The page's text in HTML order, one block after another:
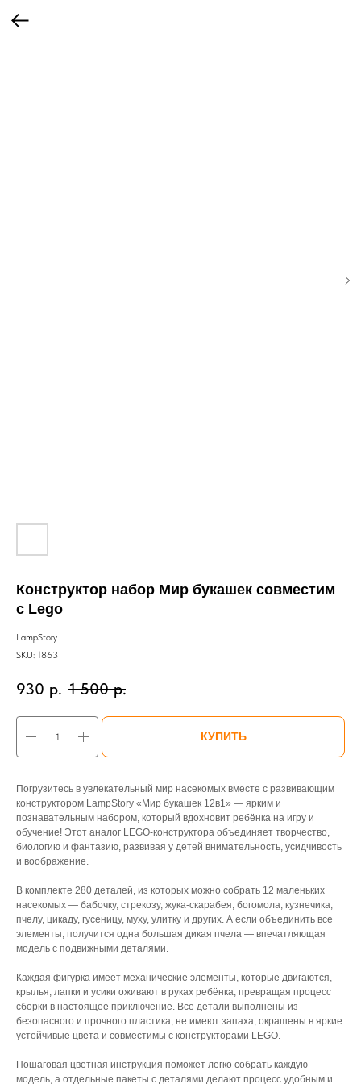
Конструктор набор Мир букашек совместим
с Lego
LampStory
SKU: 1863
930 р. 1 500 р.
КУПИТЬ
Погрузитесь в увлекательный мир насекомых вместе с развивающим
конструктором LampStory «Мир букашек 12в1» — ярким и
познавательным набором, который вдохновит ребёнка на игру и
обучение! Этот аналог LEGO-конструктора объединяет творчество,
биологию и фантазию, развивая у детей внимательность, усидчивость
и воображение.
В комплекте 280 деталей, из которых можно собрать 12 маленьких
насекомых — бабочку, стрекозу, жука-скарабея, богомола, кузнечика,
пчелу, цикаду, гусеницу, муху, улитку и других. А если объединить все
элементы, получится одна большая дикая пчела — впечатляющая
модель с подвижными деталями.
Каждая фигурка имеет механические элементы, которые двигаются, —
крылья, лапки и усики оживают в руках ребёнка, превращая процесс
сборки в настоящее приключение. Все детали выполнены из
безопасного и прочного пластика, не имеют запаха, окрашены в яркие
устойчивые цвета и совместимы с конструкторами LEGO.
Пошаговая цветная инструкция поможет легко собрать каждую
модель, а отдельные пакеты с деталями делают процесс удобным и